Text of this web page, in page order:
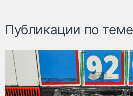
Публикации по теме